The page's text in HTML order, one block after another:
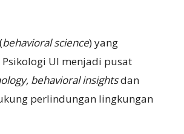
behavioral science) yang
UI menjadi pusat
behavioral insightsdan
perlindungan lingkungan